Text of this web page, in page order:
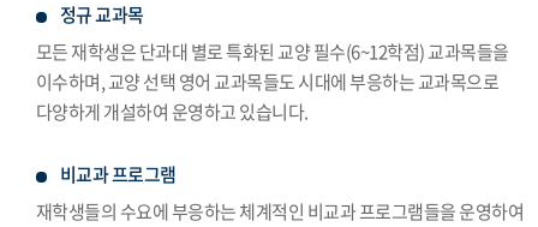
정규 교과목
모든 재학생은 단과대 별로 특화된 교양 필수(6~12학점) 교과목들을
이수하며, 교양 선택 영어 교과목들도 시대에 부응하는 교과목으로
다양하게 개설하여 운영하고 있습니다.
비교과 프로그램
재학생들의 수요에 부응하는 체계적인 비교과 프로그램들을 운영하여